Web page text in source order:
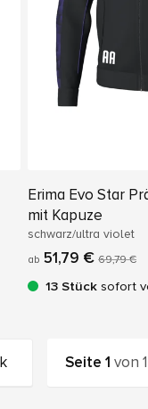
Erima Evo Star
mit Kapuze
schwarz/ultra violet
ab 51,79 € 69,79 €
13 Stück sofort
Seite1 von1